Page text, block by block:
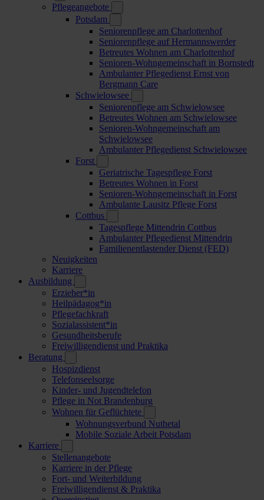
Pflegeangebote
Potsdam
Seniorenpflege am Charlottenhof
Seniorenpflege auf Hermannswerder
Betreutes Wohnen am Charlottenhof
Senioren-Wohngemeinschaft in Bornstedt
Ambulanter Pflegedienst Ernst von
Bergmann Care
Schwielowsee
Seniorenpflege am Schwielowsee
Betreutes Wohnen am Schwielowsee
Senioren-Wohngemeinschaft am
Schwielowsee
Ambulanter Pflegedienst Schwielowsee
Forst
Geriatrische Tagespflege Forst
Betreutes Wohnen in Forst
Senioren-Wohngemeinschaft in Forst
Ambulante Lausitz Pflege Forst
Cottbus
Tagespflege Mittendrin Cottbus
Ambulanter Pflegedienst Mittendrin
Familienentlastender Dienst (FED)
Neuigkeiten
Karriere
Ausbildung
Erzieher*in
Heilpädagog*in
Pflegefachkraft
Sozialassistent*in
Gesundheitsberufe
Freiwilligendienst und Praktika
Beratung
Hospizdienst
Telefonseelsorge
Kinder- und Jugendtelefon
Pflege in Not Brandenburg
Wohnen für Geflüchtete
Wohnungsverbund Nuthetal
Mobile Soziale Arbeit Potsdam
Karriere
Stellenangebote
Karriere in der Pflege
Fort- und Weiterbildung
Freiwilligendienst & Praktika